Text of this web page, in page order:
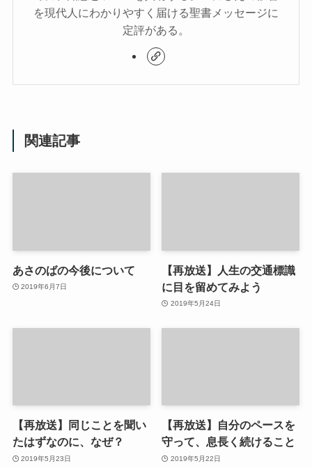
を現代人にわかりやすく届ける聖書メッセージに
定評がある。
関連記事
あさのばの今後について
2019年6月7日
【再放送】人生の交通標識
に目を留めてみよう
2019年5月24日
【再放送】同じことを聞い
たはずなのに、なぜ？
2019年5月23日
【再放送】自分のペースを
守って、息長く続けること
2019年5月22日